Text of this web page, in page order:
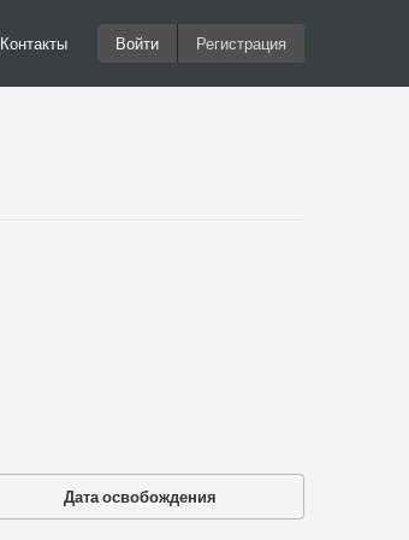
Контакты Войти Регистрация
Дата освобождения